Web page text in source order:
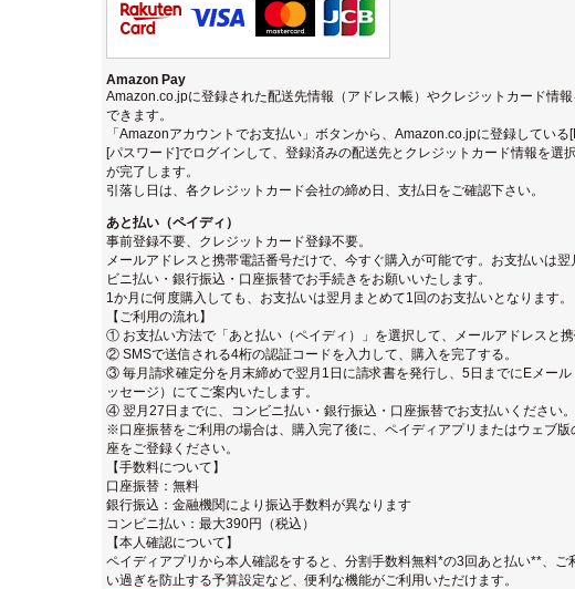
Amazon Pay
Amazon.co.jpに登録された配送先情報（アドレス帳）やクレジットカード情
できます。
「Amazonアカウントでお支払い」ボタンから、Amazon.co.jpに登録している
[パスワード]でログインして、登録済みの配送先とクレジットカード情報を選
が完了します。
引落し日は、各クレジットカード会社の締め日、支払日をご確認下さい。
あと払い（ペイディ）
事前登録不要、クレジットカード登録不要。
メールアドレスと携帯電話番号だけで、今すぐ購入が可能です。お支払いは
ビニ払い・銀行振込・口座振替でお手続きをお願いいたします。
1か月に何度購入しても、お支払いは翌月まとめて1回のお支払いとなります。
【ご利用の流れ】
① お支払い方法で「あと払い（ペイディ）」を選択して、メールアドレスと携
② SMSで送信される4桁の認証コードを入力して、購入を完了する。
③ 毎月請求確定分を月末締めで翌月1日に請求書を発行し、5日までにEメール
ッセージ）にてご案内いたします。
④ 翌月27日までに、コンビニ払い・銀行振込・口座振替でお支払いください。
※口座振替をご利用の場合は、購入完了後に、ペイディアプリまたはウェブ版
座をご登録ください。
【手数料について】
口座振替：無料
銀行振込：金融機関により振込手数料が異なります
コンビニ払い：最大390円（税込）
【本人確認について】
ペイディアプリから本人確認をすると、分割手数料無料*の3回あと払い**、ご
い過ぎを防止する予算設定など、便利な機能がご利用いただけます。